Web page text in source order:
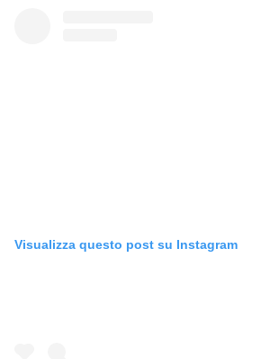
Visualizza questo post su Instagram